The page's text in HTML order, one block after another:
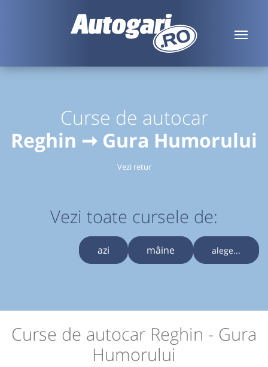
Curse de autocar
Reghin ➞ Gura Humorului
Vezi retur
Vezi toate cursele de:
azi mâine alege...
Curse de autocar Reghin - Gura
Humorului